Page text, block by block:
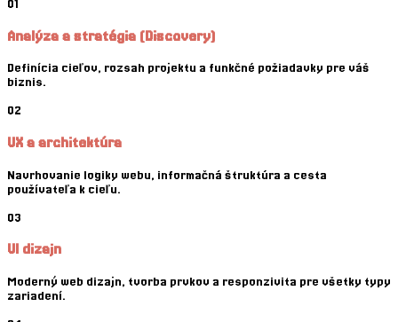
01
Analýza a stratégia (Discovery)
Definícia cieľov, rozsah projektu a funkčné požiadavky pre váš
biznis.
02
UX a architektúra
Navrhovanie logiky webu, informačná štruktúra a cesta
používateľa k cieľu.
03
UI dizajn
Moderný web dizajn, tvorba prvkov a responzivita pre všetky typy
zariadení.